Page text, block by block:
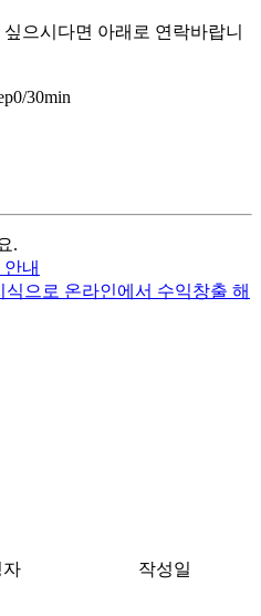
으시다면 아래로 연락바랍니
30min
.
내
으로 온라인에서 수익창출 해
자 작성일